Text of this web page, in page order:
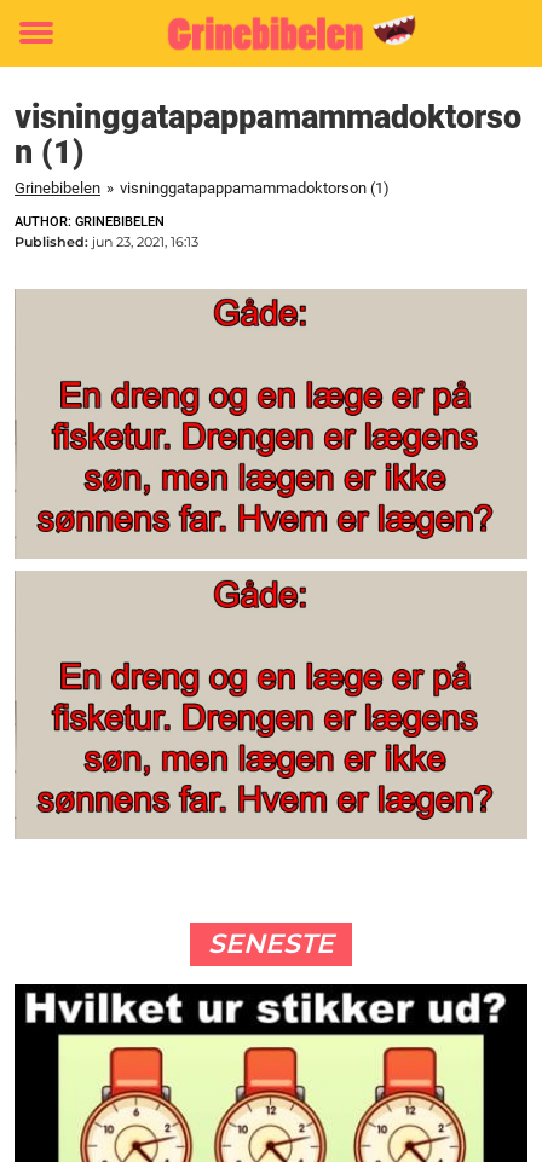
Toggle
visninggatapappamammadoktorso
n (1)
Grinebibelen » visninggatapappamammadoktorson (1)
AUTHOR: GRINEBIBELEN
Published: jun 23, 2021, 16:13
SENESTE